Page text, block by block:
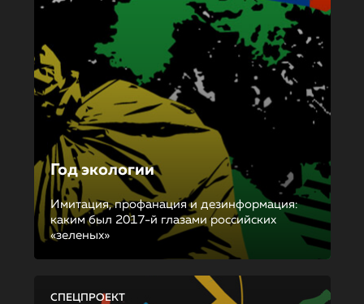
Год экологии
Имитация, профанация и дезинформация:
каким был 2017-й глазами российских
«зеленых»
СПЕЦПРОЕКТ